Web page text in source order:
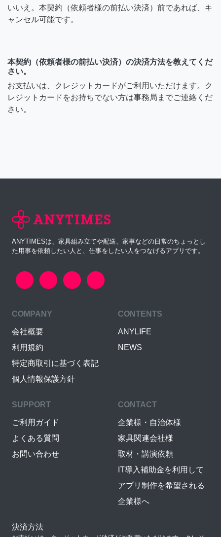
いいえ。本契約（依頼者様の前払い決済）前であれば、キ
ャンセル可能です。
本契約（依頼者様の前払い決済）の決済方法を教えてくだ
さい。
お支払いは、クレジットカードがご利用いただけます。ク
レジットカードをお持ちでない方は事務局までご連絡くだ
さい。
ANYTIMESは、家具組み立てや配送、家事などの日常のちょっとし
た用事を依頼したい人と、仕事をしたい人をつなげるアプリです。
COMPANY
会社概要
利用規約
特定商取引に基づく表記
個人情報保護方針
CONTENTS
ANYLIFE
NEWS
SUPPORT
ご利用ガイド
よくある質問
お問い合わせ
CONTACT
企業様・自治体様
家具関連会社様
取材・講演依頼
IT導入補助金を利用して
アプリ制作を希望される
企業様へ
決済方法